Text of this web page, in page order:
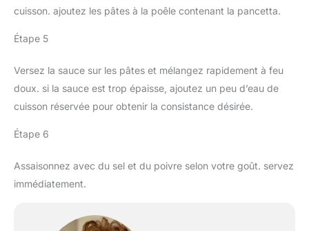
cuisson. ajoutez les pâtes à la poêle contenant la pancetta.
Étape 5
Versez la sauce sur les pâtes et mélangez rapidement à feu
doux. si la sauce est trop épaisse, ajoutez un peu d’eau de
cuisson réservée pour obtenir la consistance désirée.
Étape 6
Assaisonnez avec du sel et du poivre selon votre goût. servez
immédiatement.